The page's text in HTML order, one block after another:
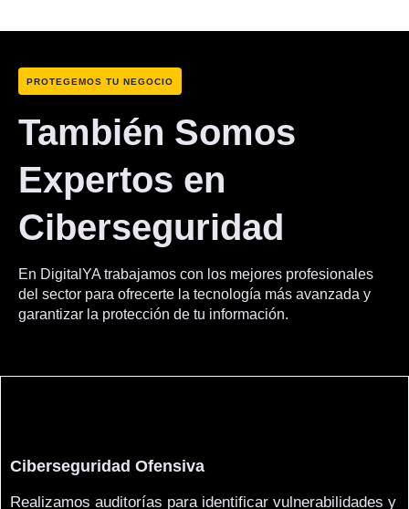
PROTEGEMOS TU NEGOCIO
También Somos
Expertos en
Ciberseguridad
En DigitalYA trabajamos con los mejores profesionales
del sector para ofrecerte la tecnología más avanzada y
garantizar la protección de tu información.
Ciberseguridad Ofensiva
Realizamos auditorías para identificar vulnerabilidades y